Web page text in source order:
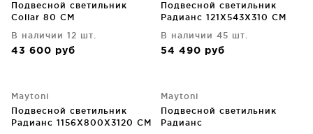
Подвесной светильник
Collar 80 CM
В наличии 12 шт.
43 600 руб
Подвесной светильник
Радианс 121X543X310 CM
В наличии 45 шт.
54 490 руб
Maytoni
Подвесной светильник
Радианс 1156X800X3120 CM
Maytoni
Подвесной светильник
Радианс